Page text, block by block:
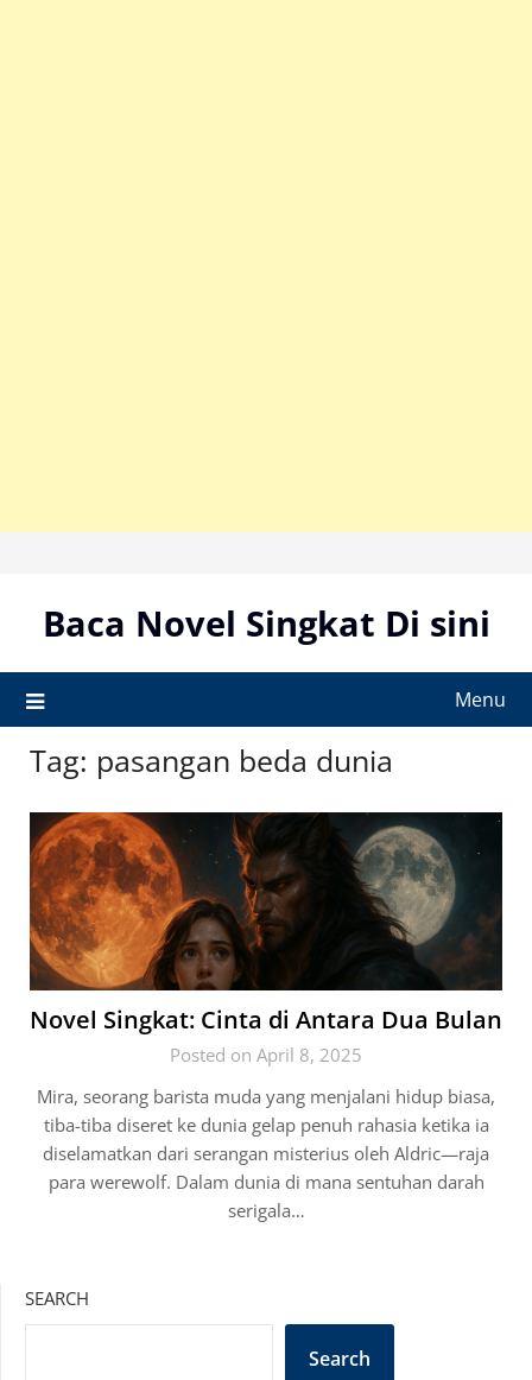
contentBaca Novel Singkat Di sini
Menu
Tag: pasangan beda dunia
Novel Singkat: Cinta di Antara Dua Bulan
Posted on April 8, 2025
Mira, seorang barista muda yang menjalani hidup biasa,
tiba-tiba diseret ke dunia gelap penuh rahasia ketika ia
diselamatkan dari serangan misterius oleh Aldric—raja
para werewolf. Dalam dunia di mana sentuhan darah
serigala…
SEARCH
Search